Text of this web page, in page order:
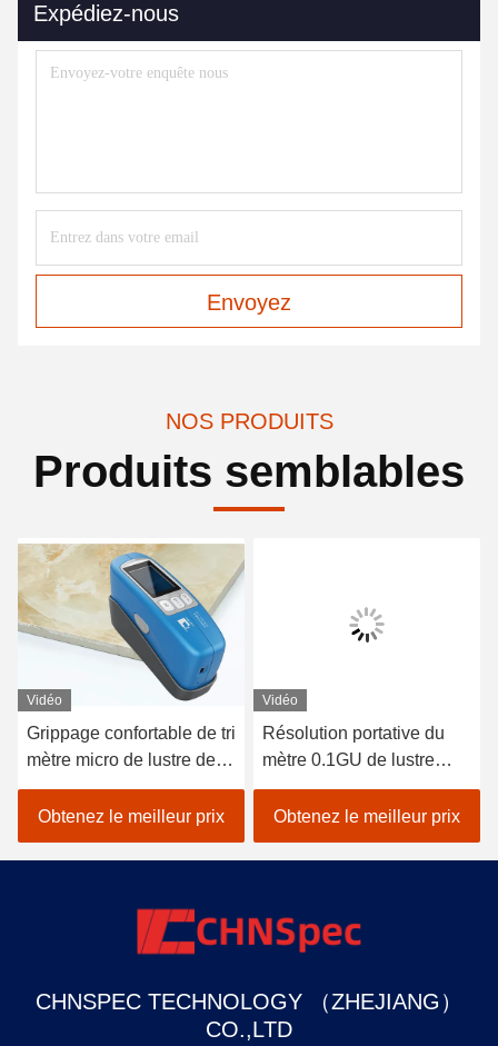
Expédiez-nous
Envoyez
NOS PRODUITS
Produits semblables
Vidéo
Grippage confortable de tri
mètre micro de lustre de
matériau de construction
sentant le poids 400g
Obtenez le meilleur prix
Vidéo
Résolution portative du
mètre 0.1GU de lustre
d'angle simple pour le
béton poli
Obtenez le meilleur prix
CHNSPEC TECHNOLOGY （ZHEJIANG）
CO.,LTD